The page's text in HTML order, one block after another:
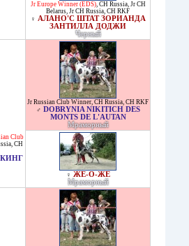
Jr Europe Winner (EDS), CH Russia, Jr CH
Belarus, Jr CH Russia, CH RKF
♀ АЛАНО'С ШТАТ ЗОРИАНДА
ЗАНТИЛЛА ДОДЖИ
Черный
Club
, CH
Jr Russian Club Winner, CH Russia, CH RKF
♂ DOBRYNIA NIKITICH DES
MONTS DE L'AUTAN
Мраморный
♀ ЖЕ-О-ЖЕ
Мраморный